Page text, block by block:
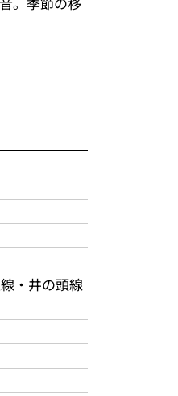
・井の頭線